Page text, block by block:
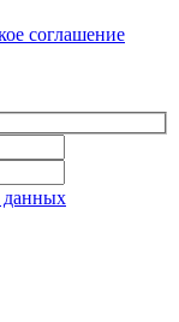
соглашение
данных